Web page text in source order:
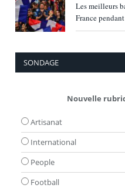
Les meilleurs
France
SONDAGE
Nouvelle
Artisanat
International
People
Football